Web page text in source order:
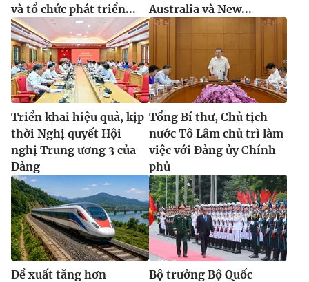
và tổ chức phát triển...
Australia và New...
Triển khai hiệu quả, kịp
thời Nghị quyết Hội
nghị Trung ương 3 của
Đảng
Tổng Bí thư, Chủ tịch
nước Tô Lâm chủ trì làm
việc với Đảng ủy Chính
phủ
Đề xuất tăng hơn
Bộ trưởng Bộ Quốc